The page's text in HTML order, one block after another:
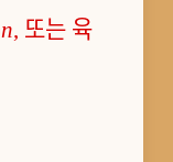
, 또는 육